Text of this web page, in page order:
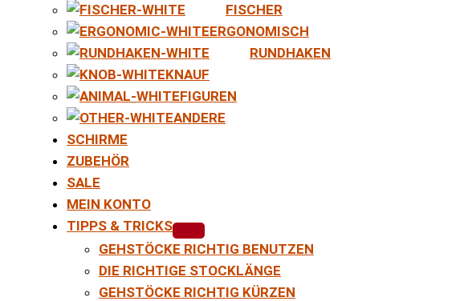
FISCHER
ERGONOMISCH
RUNDHAKEN
KNAUF
FIGUREN
ANDERE
SCHIRME
ZUBEHÖR
SALE
MEIN KONTO
TIPPS & TRICKS
GEHSTÖCKE RICHTIG BENUTZEN
DIE RICHTIGE STOCKLÄNGE
GEHSTÖCKE RICHTIG KÜRZEN